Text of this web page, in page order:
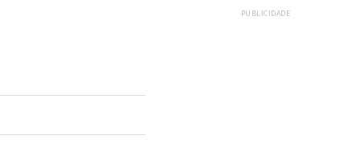
PUBLICIDADE